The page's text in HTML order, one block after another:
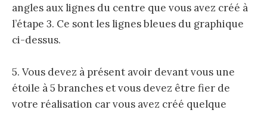
angles aux lignes du centre que vous avez créé à
l’étape 3. Ce sont les lignes bleues du graphique
ci-dessus.
5. Vous devez à présent avoir devant vous une
étoile à 5 branches et vous devez être fier de
votre réalisation car vous avez créé quelque